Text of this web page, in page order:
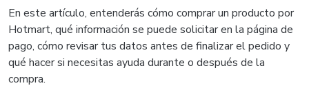
En este artículo, entenderás cómo comprar un producto por
Hotmart, qué información se puede solicitar en la página de
pago, cómo revisar tus datos antes de finalizar el pedido y
qué hacer si necesitas ayuda durante o después de la
compra.